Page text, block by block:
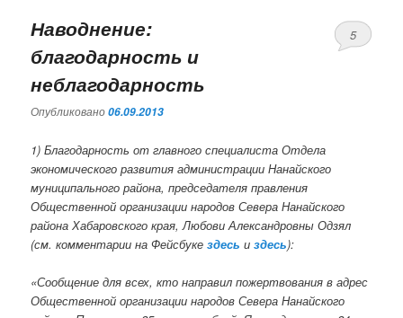
Наводнение:
благодарность и
неблагодарность
Опубликовано06.09.2013
5
1) Благодарность от главного специалиста Отдела
экономического развития администрации Нанайского
муниципального района, председателя правления
Общественной организации народов Севера Нанайского
района Хабаровского края, Любови Александровны Одзял
(см. комментарии на Фейсбукездесь издесь):
«Сообщение для всех, кто направил пожертвования в адрес
Общественной организации народов Севера Нанайского